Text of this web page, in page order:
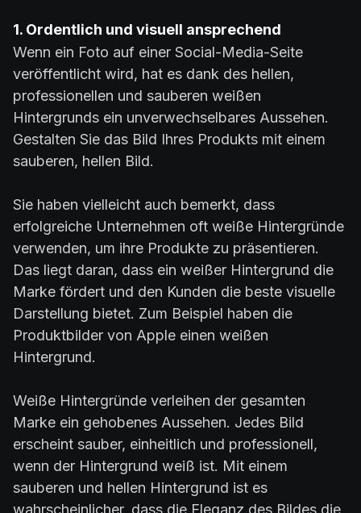
1. Ordentlich und visuell ansprechend
Wenn ein Foto auf einer Social-Media-Seite
veröffentlicht wird, hat es dank des hellen,
professionellen und sauberen weißen
Hintergrunds ein unverwechselbares Aussehen.
Gestalten Sie das Bild Ihres Produkts mit einem
sauberen, hellen Bild.
Sie haben vielleicht auch bemerkt, dass
erfolgreiche Unternehmen oft weiße Hintergründe
verwenden, um ihre Produkte zu präsentieren.
Das liegt daran, dass ein weißer Hintergrund die
Marke fördert und den Kunden die beste visuelle
Darstellung bietet. Zum Beispiel haben die
Produktbilder von Apple einen weißen
Hintergrund.
Weiße Hintergründe verleihen der gesamten
Marke ein gehobenes Aussehen. Jedes Bild
erscheint sauber, einheitlich und professionell,
wenn der Hintergrund weiß ist. Mit einem
sauberen und hellen Hintergrund ist es
wahrscheinlicher, dass die Eleganz des Bildes die